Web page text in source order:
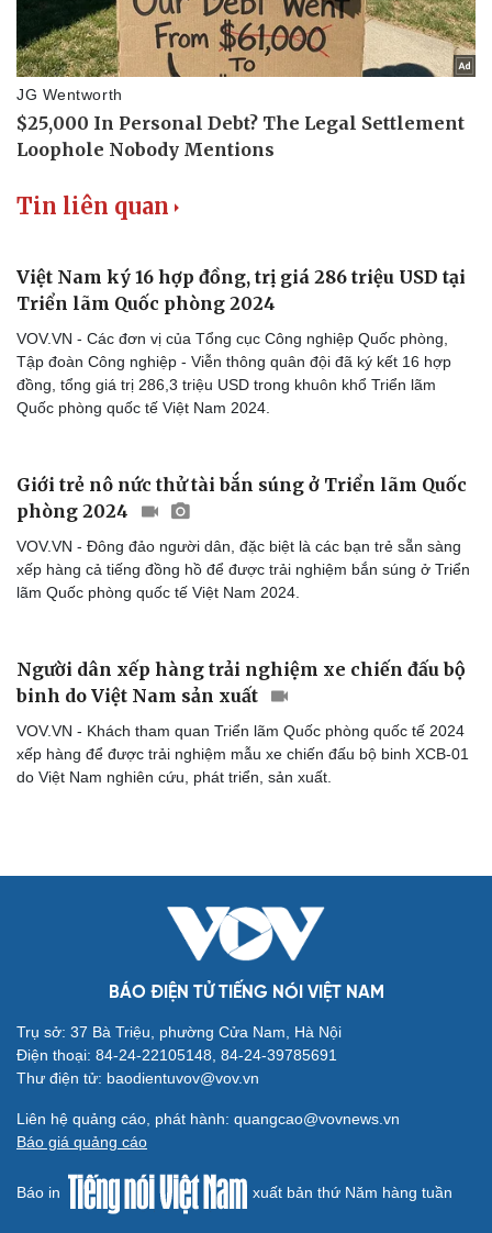
Cải chính
Tin liên quan
Việt Nam ký 16 hợp đồng, trị giá 286 triệu USD tại
Triển lãm Quốc phòng 2024
VOV.VN - Các đơn vị của Tổng cục Công nghiệp Quốc phòng,
Tập đoàn Công nghiệp - Viễn thông quân đội đã ký kết 16 hợp
đồng, tổng giá trị 286,3 triệu USD trong khuôn khổ Triển lãm
Quốc phòng quốc tế Việt Nam 2024.
Giới trẻ nô nức thử tài bắn súng ở Triển lãm Quốc
phòng 2024
VOV.VN - Đông đảo người dân, đặc biệt là các bạn trẻ sẵn sàng
xếp hàng cả tiếng đồng hồ để được trải nghiệm bắn súng ở Triển
lãm Quốc phòng quốc tế Việt Nam 2024.
Người dân xếp hàng trải nghiệm xe chiến đấu bộ
binh do Việt Nam sản xuất
VOV.VN - Khách tham quan Triển lãm Quốc phòng quốc tế 2024
xếp hàng để được trải nghiệm mẫu xe chiến đấu bộ binh XCB-01
do Việt Nam nghiên cứu, phát triển, sản xuất.
BÁO ĐIỆN TỬ TIẾNG NÓI VIỆT NAM
Trụ sở: 37 Bà Triệu, phường Cửa Nam, Hà Nội
Điện thoại: 84-24-22105148, 84-24-39785691
Thư điện tử: baodientuvov@vov.vn
Liên hệ quảng cáo, phát hành: quangcao@vovnews.vn
Báo giá quảng cáo
Báo in xuất bản thứ Năm hàng tuần